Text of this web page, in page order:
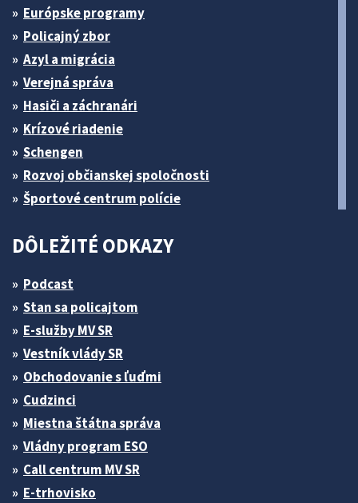
Európske programy
Policajný zbor
Azyl a migrácia
Verejná správa
Hasiči a záchranári
Krízové riadenie
Schengen
Rozvoj občianskej spoločnosti
Športové centrum polície
DÔLEŽITÉ ODKAZY
Podcast
Stan sa policajtom
E-služby MV SR
Vestník vlády SR
Obchodovanie s ľuďmi
Cudzinci
Miestna štátna správa
Vládny program ESO
Call centrum MV SR
E-trhovisko